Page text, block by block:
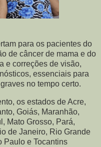
para os pacientes do
de câncer de mama e do
e correções de visão,
essenciais para
no tempo certo.
os estados de Acre,
Goiás, Maranhão,
Mato Grosso, Pará,
de Janeiro, Rio Grande
Paulo e Tocantins